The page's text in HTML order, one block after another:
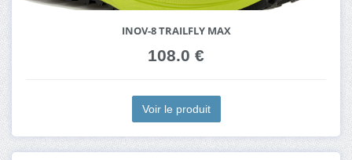
INOV-8 TRAILFLY MAX
108.0 €
Voir le produit